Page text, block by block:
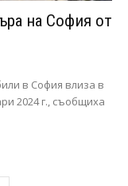
на София от
в София влиза в
2024 г., съобщиха